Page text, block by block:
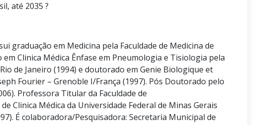
até 2035 ?
graduação em Medicina pela Faculdade de Medicina de
em Clinica Médica Ênfase em Pneumologia e Tisiologia pela
de Janeiro (1994) e doutorado em Genie Biologique et
Fourier – Grenoble I/França (1997). Pós Doutorado pelo
Professora Titular da Faculdade de
Clinica Médica da Universidade Federal de Minas Gerais
É colaboradora/Pesquisadora: Secretaria Municipal de